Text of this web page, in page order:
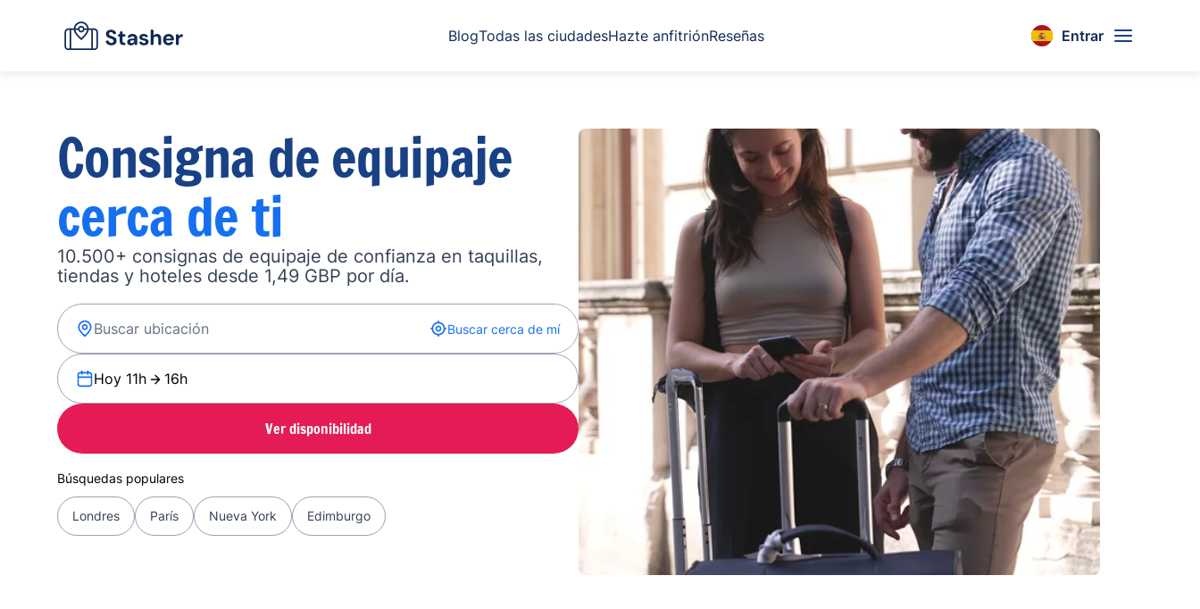
BlogTodas las ciudadesHazte anfitriónReseñas Entrar
Consigna de equipaje
cerca de ti
10.500+ consignas de equipaje de confianza en taquillas,
tiendas y hoteles desde 1,49 GBP por día.
Buscar cerca de mí
Hoy 11h 16h
Ver disponibilidad
Búsquedas populares
Londres París Nueva York Edimburgo